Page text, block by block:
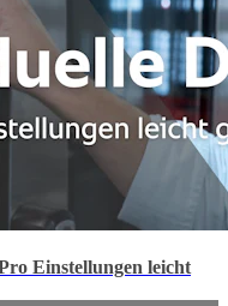
Einstellungen leicht